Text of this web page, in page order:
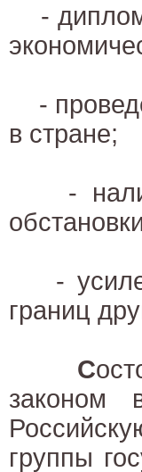
-
-
в стране;
-
-
границ
С
законом
группы